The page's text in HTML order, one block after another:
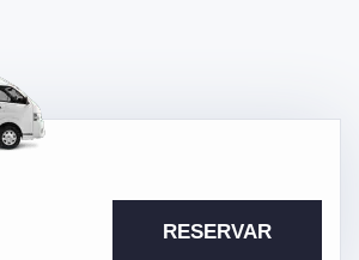
RESERVAR